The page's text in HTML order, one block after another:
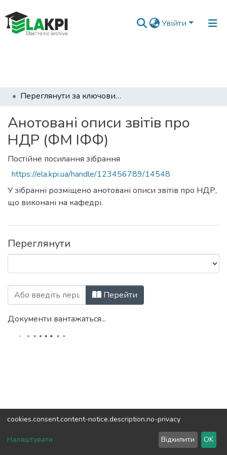
Увійти
Переглянути за ключовими словами
Анотовані описи звітів про
НДР (ФМ ІФФ)
Постійне посилання зібрання
https://ela.kpi.ua/handle/123456789/14548
У зібранні розміщено анотовані описи звітів про НДР,
що виконані на кафедрі.
Переглянути
Перегляд Анотовані описи звітів
Перейти
Документи вантажаться...
DSpace software copyright © 2002-2026LYRASIS
cookies.consent.content-notice.description.no-privacy
Налаштувати Відхилити OK